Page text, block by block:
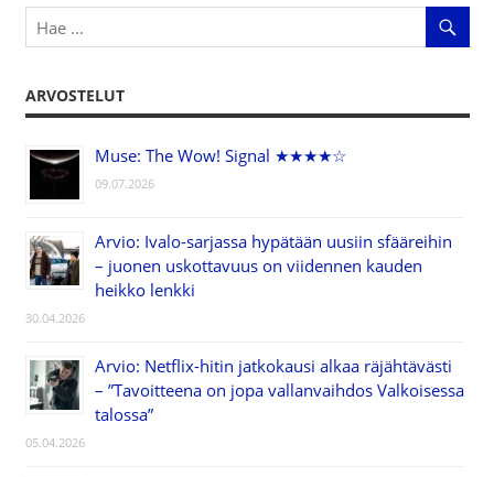
ARVOSTELUT
Muse: The Wow! Signal ★★★★☆
09.07.2026
Arvio: Ivalo-sarjassa hypätään uusiin sfääreihin
– juonen uskottavuus on viidennen kauden
heikko lenkki
30.04.2026
Arvio: Netflix-hitin jatkokausi alkaa räjähtävästi
– ”Tavoitteena on jopa vallanvaihdos Valkoisessa
talossa”
05.04.2026